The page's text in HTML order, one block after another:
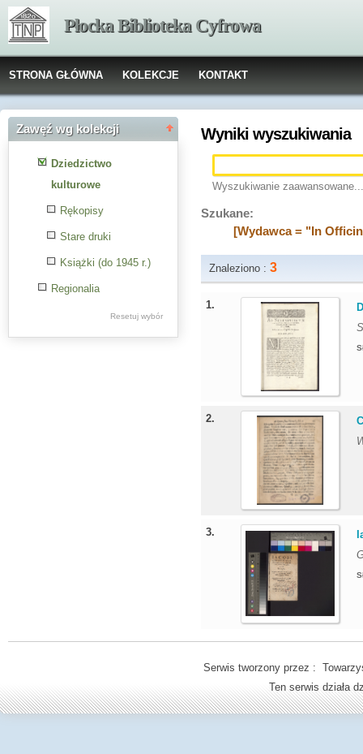
Płocka Biblioteka Cyfrowa
STRONA GŁÓWNA KOLEKCJE KONTAKT
Zawęź wg kolekcji
Dziedzictwo
kulturowe
Rękopisy
Stare druki
Książki (do 1945 r.)
Regionalia
Resetuj wybór
Wyniki wyszukiwania
Wyszukiwanie zaawansowane...
Szukane:
[Wydawca = "In
Znaleziono :3
1.
2.
3.
Serwis tworzony przez :
Ten serwis działa